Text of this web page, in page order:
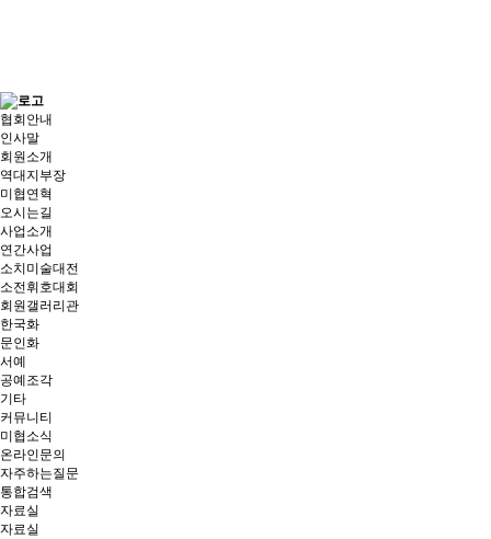
협회안내
인사말
회원소개
역대지부장
미협연혁
오시는길
사업소개
연간사업
소치미술대전
소전휘호대회
회원갤러리관
한국화
문인화
서예
공예조각
기타
커뮤니티
미협소식
온라인문의
자주하는질문
통합검색
자료실
자료실